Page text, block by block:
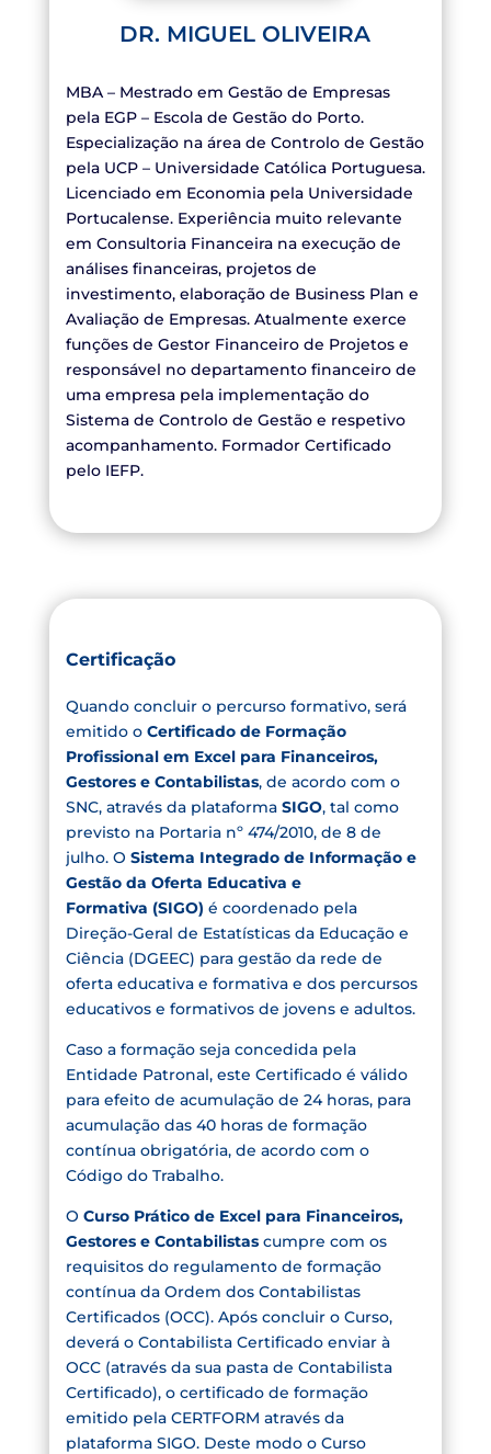
DR. MIGUEL OLIVEIRA
MBA – Mestrado em Gestão de Empresas
pela EGP – Escola de Gestão do Porto.
Especialização na área de Controlo de Gestão
pela UCP – Universidade Católica Portuguesa.
Licenciado em Economia pela Universidade
Portucalense. Experiência muito relevante
em Consultoria Financeira na execução de
análises financeiras, projetos de
investimento, elaboração de Business Plan e
Avaliação de Empresas. Atualmente exerce
funções de Gestor Financeiro de Projetos e
responsável no departamento financeiro de
uma empresa pela implementação do
Sistema de Controlo de Gestão e respetivo
acompanhamento. Formador Certificado
pelo IEFP.
Certificação
Quando concluir o percurso formativo, será
emitido o Certificado de Formação
Profissional em Excel para Financeiros,
Gestores e Contabilistas, de acordo com o
SNC, através da plataforma SIGO, tal como
previsto na Portaria nº 474/2010, de 8 de
julho. O Sistema Integrado de Informação e
Gestão da Oferta Educativa e
Formativa (SIGO) é coordenado pela
Direção-Geral de Estatísticas da Educação e
Ciência (DGEEC) para gestão da rede de
oferta educativa e formativa e dos percursos
educativos e formativos de jovens e adultos.
Caso a formação seja concedida pela
Entidade Patronal, este Certificado é válido
para efeito de acumulação de 24 horas, para
acumulação das 40 horas de formação
contínua obrigatória, de acordo com o
Código do Trabalho.
O Curso Prático de Excel para Financeiros,
Gestores e Contabilistascumpre com os
requisitos do regulamento de formação
contínua da Ordem dos Contabilistas
Certificados (OCC). Após concluir o Curso,
deverá o Contabilista Certificado enviar à
OCC (através da sua pasta de Contabilista
Certificado), o certificado de formação
emitido pela CERTFORM através da
plataforma SIGO. Deste modo o Curso